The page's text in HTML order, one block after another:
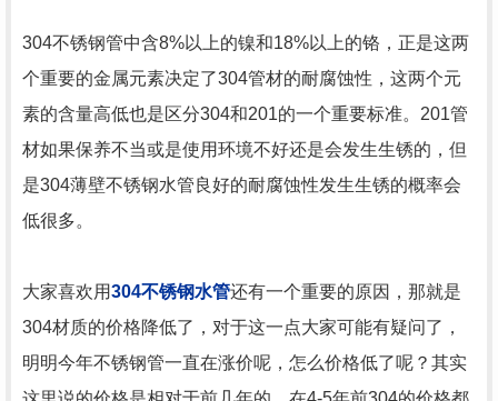
304不锈钢管中含8%以上的镍和18%以上的铬，正是这两
个重要的金属元素决定了304管材的耐腐蚀性，这两个元
素的含量高低也是区分304和201的一个重要标准。201管
材如果保养不当或是使用环境不好还是会发生生锈的，但
是304薄壁不锈钢水管良好的耐腐蚀性发生生锈的概率会
低很多。
大家喜欢用304不锈钢水管还有一个重要的原因，那就是
304材质的价格降低了，对于这一点大家可能有疑问了，
明明今年不锈钢管一直在涨价呢，怎么价格低了呢？其实